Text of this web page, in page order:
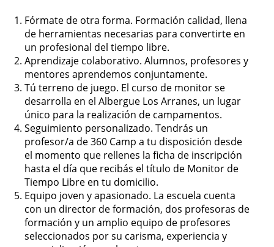
Fórmate de otra forma. Formación calidad, llena
de herramientas necesarias para convertirte en
un profesional del tiempo libre.
Aprendizaje colaborativo. Alumnos, profesores y
mentores aprendemos conjuntamente.
Tú terreno de juego. El curso de monitor se
desarrolla en el Albergue Los Arranes, un lugar
único para la realización de campamentos.
Seguimiento personalizado. Tendrás un
profesor/a de 360 Camp a tu disposición desde
el momento que rellenes la ficha de inscripción
hasta el día que recibás el título de Monitor de
Tiempo Libre en tu domicilio.
Equipo joven y apasionado. La escuela cuenta
con un director de formación, dos profesoras de
formación y un amplio equipo de profesores
seleccionados por su carisma, experiencia y